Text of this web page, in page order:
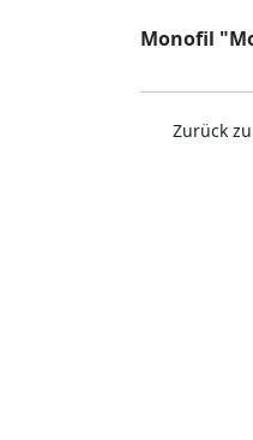
Monofil
Zurück